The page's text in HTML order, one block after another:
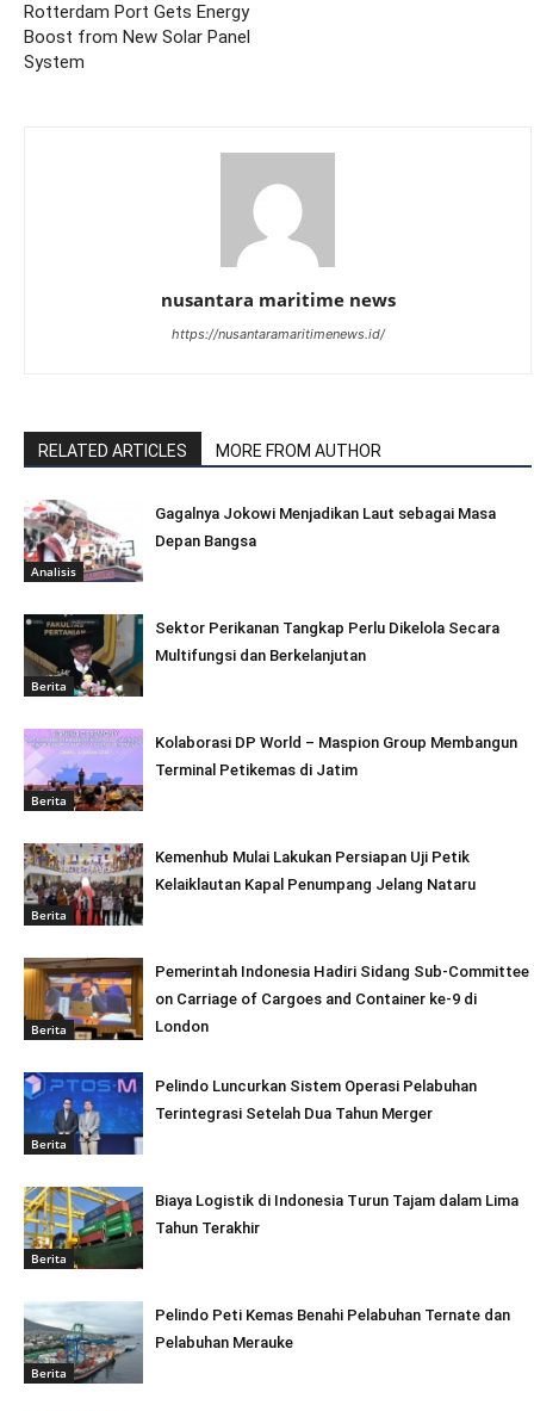
Rotterdam Port Gets Energy
Boost from New Solar Panel
System
nusantara maritime news
https://nusantaramaritimenews.id/
RELATED ARTICLES MORE FROM AUTHOR
Analisis
Gagalnya Jokowi Menjadikan Laut sebagai Masa
Depan Bangsa
Berita
Sektor Perikanan Tangkap Perlu Dikelola Secara
Multifungsi dan Berkelanjutan
Berita
Kolaborasi DP World – Maspion Group Membangun
Terminal Petikemas di Jatim
Berita
Kemenhub Mulai Lakukan Persiapan Uji Petik
Kelaiklautan Kapal Penumpang Jelang Nataru
Berita
Pemerintah Indonesia Hadiri Sidang Sub-Committee
on Carriage of Cargoes and Container ke-9 di
London
Berita
Pelindo Luncurkan Sistem Operasi Pelabuhan
Terintegrasi Setelah Dua Tahun Merger
Berita
Biaya Logistik di Indonesia Turun Tajam dalam Lima
Tahun Terakhir
Berita
Pelindo Peti Kemas Benahi Pelabuhan Ternate dan
Pelabuhan Merauke